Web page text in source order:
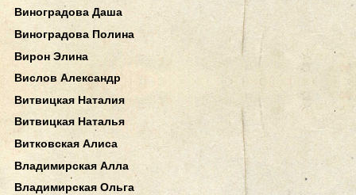
Виноградова Даша
Виноградова Полина
Вирон Элина
Вислов Александр
Витвицкая Наталия
Витвицкая Наталья
Витковская Алиса
Владимирская Алла
Владимирская Ольга